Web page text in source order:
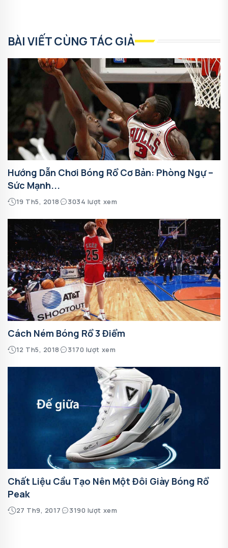
BÀI VIẾT CÙNG TÁC GIẢ
Hướng Dẫn Chơi Bóng Rổ Cơ Bản: Phòng Ngự –
Sức Mạnh...
19 Th5, 2018 3034 lượt xem
Cách Ném Bóng Rổ 3 Điểm
12 Th5, 2018 3170 lượt xem
Chất Liệu Cầu Tạo Nên Một Đôi Giày Bóng Rổ
Peak
27 Th9, 2017 3190 lượt xem